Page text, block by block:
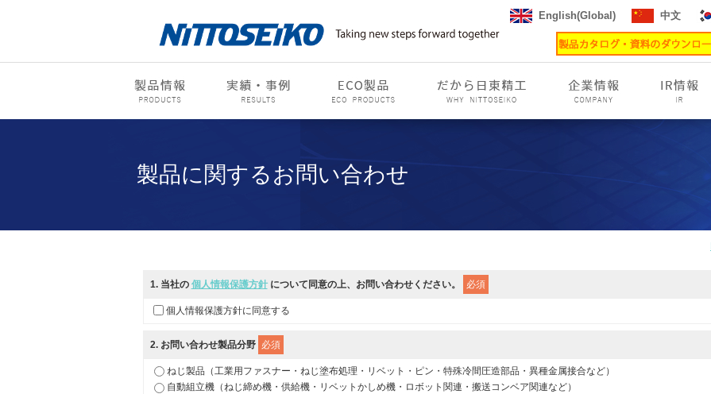
English(Global) 中文
製品に関するお問い合わせ
1. 当社の 個人情報保護方針について同意の上、お問い合わせください。 必須
個人情報保護方針に同意する
2. お問い合わせ製品分野 必須
ねじ製品（工業用ファスナー・ねじ塗布処理・リベット・ピン・特殊冷間圧造部品・異種金属接合など）
自動組立機（ねじ締め機・供給機・リベットかしめ機・ロボット関連・搬送コンベア関連など）